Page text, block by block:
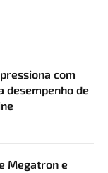
com
desempenho de
Megatron e